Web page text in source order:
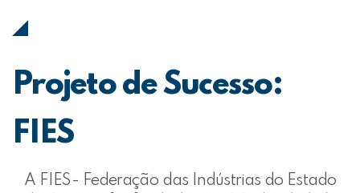
Projeto de Sucesso:
FIES
A FIES- Federação das Indústrias do Estado